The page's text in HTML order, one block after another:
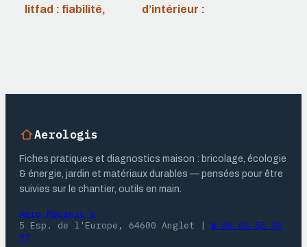
litfad : fiabilité,
d’intérieur :
Aerologis
Fiches pratiques et diagnostics maison : bricolage, écologie
& énergie, jardin et matériaux durables — pensées pour être
suivies sur le chantier, outils en main.
Aéro Mécanic's
5 Esp. de l'Europe, 64600 Anglet | ☎ 06 06 55 90
97